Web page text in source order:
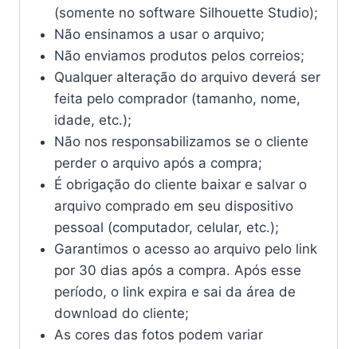
(somente no software Silhouette Studio);
Não ensinamos a usar o arquivo;
Não enviamos produtos pelos correios;
Qualquer alteração do arquivo deverá ser
feita pelo comprador (tamanho, nome,
idade, etc.);
Não nos responsabilizamos se o cliente
perder o arquivo após a compra;
É obrigação do cliente baixar e salvar o
arquivo comprado em seu dispositivo
pessoal (computador, celular, etc.);
Garantimos o acesso ao arquivo pelo link
por 30 dias após a compra. Após esse
período, o link expira e sai da área de
download do cliente;
As cores das fotos podem variar